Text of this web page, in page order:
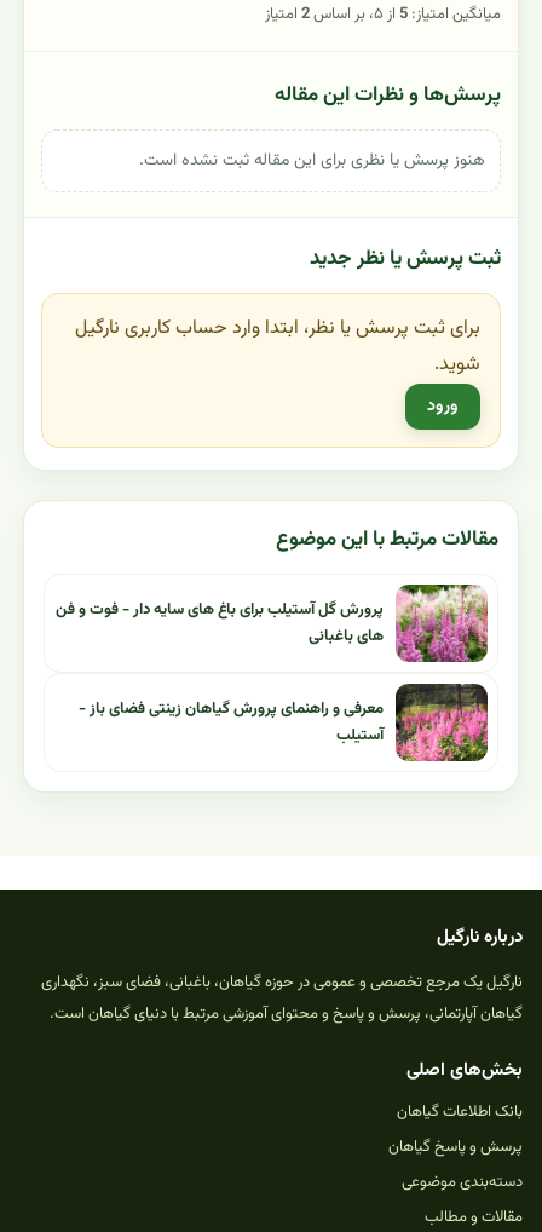
میانگین امتیاز: 5از ۵، بر اساس 2امتیاز
پرسش‌ها و نظرات این مقاله
هنوز پرسش یا نظری برای این مقاله ثبت نشده است.
ثبت پرسش یا نظر جدید
برای ثبت پرسش یا نظر، ابتدا وارد حساب کاربری نارگیل
شوید.
ورود
مقالات مرتبط با این موضوع
پرورش گل آستیلب برای باغ های سایه دار - فوت و فن
های باغبانی
معرفی و راهنمای پرورش گیاهان زینتی فضای باز -
آستیلب
درباره نارگیل
نارگیل یک مرجع تخصصی و عمومی در حوزه گیاهان، باغبانی، فضای سبز، نگهداری
گیاهان آپارتمانی، پرسش و پاسخ و محتوای آموزشی مرتبط با دنیای گیاهان است.
بخش‌های اصلی
بانک اطلاعات گیاهان
پرسش و پاسخ گیاهان
دسته‌بندی موضوعی
مقالات و مطالب